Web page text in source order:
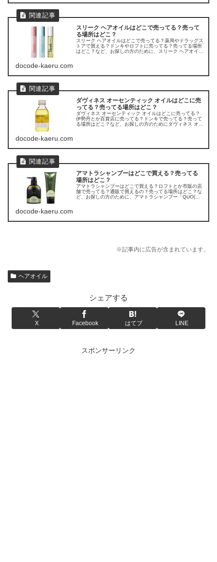
スリーク ヘアオイルはどこで売ってる？売って
る場所はどこ？
スリーク ヘアオイルはどこで売ってる？薬局やドラッグス
トアで買える？ドンキやロフトに売ってる？売ってる場所
はどこ？など、お探しの方のために、スリーク ヘアオイル
docode-kaeru.com
ダヴィネス オーセンティック オイルはどこに売
ってる？売ってる場所はどこ？
ダヴィネス オーセンティック オイルはどこに売ってる？
伊勢丹とか百貨店に売ってる？ドンキで売ってる？売って
る場所はどこ？など、お探しの方のためにダヴィネス オー
docode-kaeru.com
アマトラシャンプーはどこで買える？売ってる
場所はどこ？
アマトラシャンプーはどこで買える？ロフトとか市販の店
舗で売ってる？通販で買えるの？売ってる場所はどこ？な
ど、お探しの方のために、アマトラシャンプー「QUO(ク
docode-kaeru.com
※記事内に広告が含まれています。
ヘアオイル
シェアする
X Facebook はてブ LINE
スポンサーリンク